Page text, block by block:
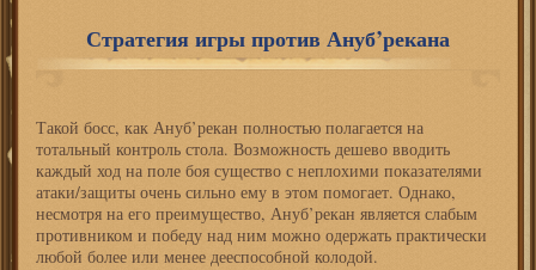
Стратегия игры против Ануб’рекана
Такой босс, как Ануб’рекан полностью полагается на
тотальный контроль стола. Возможность дешево вводить
каждый ход на поле боя существо с неплохими показателями
атаки/защиты очень сильно ему в этом помогает. Однако,
несмотря на его преимущество, Ануб’рекан является слабым
противником и победу над ним можно одержать практически
любой более или менее дееспособной колодой.